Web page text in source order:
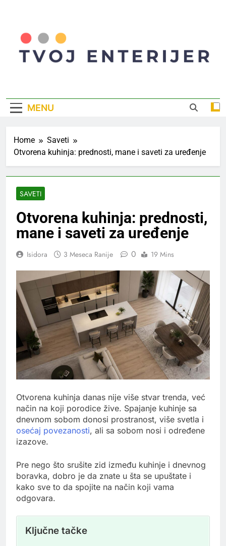
MENU
Home
Saveti
Otvorena kuhinja: prednosti, mane i saveti za uređenje
SAVETI
Otvorena kuhinja: prednosti,
mane i saveti za uređenje
Isidora 3 Meseca Ranije 0 19 Mins
Otvorena kuhinja danas nije više stvar trenda, već
način na koji porodice žive. Spajanje kuhinje sa
dnevnom sobom donosi prostranost, više svetla i
osećaj povezanosti, ali sa sobom nosi i određene
izazove.
Pre nego što srušite zid između kuhinje i dnevnog
boravka, dobro je da znate u šta se upuštate i
kako sve to da spojite na način koji vama
odgovara.
Ključne tačke